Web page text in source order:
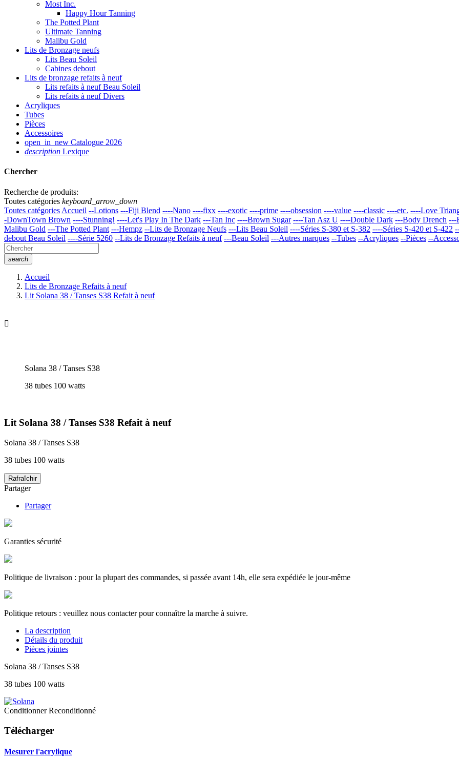
Most Inc.
Happy Hour Tanning
The Potted Plant
Ultimate Tanning
Malibu Gold
Lits de Bronzage neufs
Lits Beau Soleil
Cabines debout
Lits de bronzage refaits à neuf
Lits refaits à neuf Beau Soleil
Lits refaits à neuf Divers
Acryliques
Tubes
Pièces
Accessoires
open_in_new Catalogue 2026
description Lexique
Chercher
Recherche de produits:
Toutes catégories keyboard_arrow_down
Toutes catégories Accueil --Lotions ---Fiji Blend ----Nano ----fixx ----exotic ----prime ----obsession ----value ----classic ----etc. ----Love
-DownTown Brown ----Stunning! ----Let's Play In The Dark ---Tan Inc ----Brown Sugar ----Tan Asz U ----Double Dark ---Body Drench ---
Malibu Gold ---The Potted Plant ---Hempz --Lits de Bronzage Neufs ---Lits Beau Soleil ----Séries S-380 et S-382 ----Séries S-420 et S-422
debout Beau Soleil ----Série 5260 --Lits de Bronzage Refaits à neuf ---Beau Soleil ---Autres marques --Tubes --Acryliques --Pièces --
search
Accueil
Lits de Bronzage Refaits à neuf
Lit Solana 38 / Tanses S38 Refait à neuf

Solana 38 / Tanses S38
38 tubes 100 watts
Lit Solana 38 / Tanses S38 Refait à neuf
Solana 38 / Tanses S38
38 tubes 100 watts
Partager
Partager
Garanties sécurité
Politique de livraison : pour la plupart des commandes, si passée avant 14h, elle sera expédiée le jour-même
Politique retours : veuillez nous contacter pour connaître la marche à suivre.
La description
Détails du produit
Pièces jointes
Solana 38 / Tanses S38
38 tubes 100 watts
ConditionnerReconditionné
Télécharger
Mesurer l'acrylique